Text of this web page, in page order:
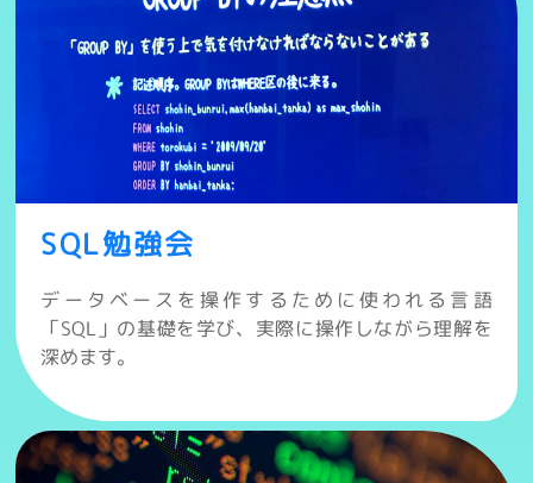
SQL勉強会
データベースを操作するために使われる言語
「SQL」の基礎を学び、実際に操作しながら理解を
深めます。